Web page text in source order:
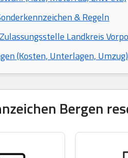
& Regeln
Landkreis
(Kosten, Unterlagen, Umzug)
Bergen